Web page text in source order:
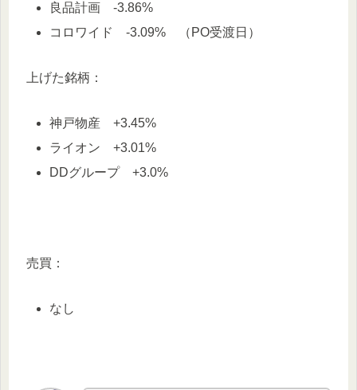
良品計画 -3.86%
コロワイド -3.09% （PO受渡日）
上げた銘柄：
神戸物産 +3.45%
ライオン +3.01%
DDグループ +3.0%
売買：
なし